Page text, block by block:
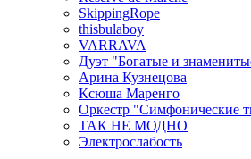
SkippingRope
thisbulaboy
VARRAVA
Дуэт "Богатые и
Арина Кузнецова
Ксюша Маренго
Оркестр "Симфонические
ТАК НЕ МОДНО
Электрослабость